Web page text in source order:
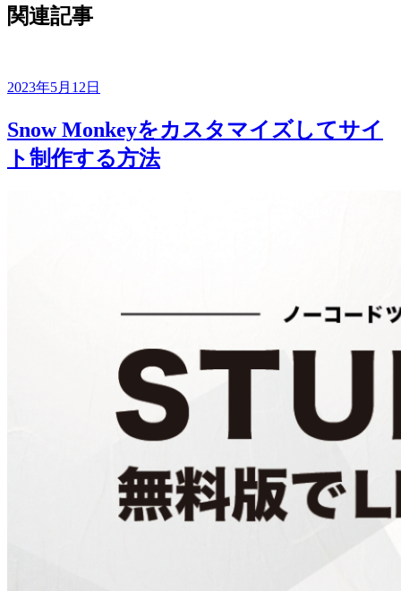
関連記事
2023年5月12日
Snow Monkeyをカスタマイズしてサイ
ト制作する方法